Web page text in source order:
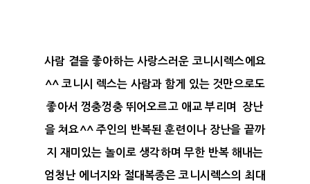
사람 곁을 좋아하는 사랑스러운 코니시렉스에요
^^ 코니시 렉스는 사람과 함게 있는 것만으로도
좋아서 껑충껑충 뛰어오르고 애교 부리며 장난
을 쳐요^^ 주인의 반복된 훈련이나 장난을 끝까
지 재미있는 놀이로 생각하며 무한 반복 해내는
엄청난 에너지와 절대복종은 코니시렉스의 최대